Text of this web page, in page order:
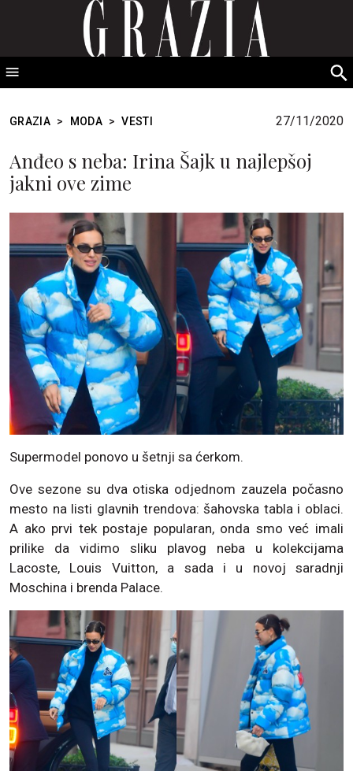
GRAZIA Srbija
GRAZIA > MODA > VESTI 27/11/2020
Anđeo s neba: Irina Šajk u najlepšoj
jakni ove zime
Supermodel ponovo u šetnji sa ćerkom.
Ove sezone su dva otiska odjednom zauzela počasno
mesto na listi glavnih trendova: šahovska tabla i oblaci.
A ako prvi tek postaje popularan, onda smo već imali
prilike da vidimo sliku plavog neba u kolekcijama
Lacoste, Louis Vuitton, a sada i u novoj saradnji
Moschina i brenda Palace.